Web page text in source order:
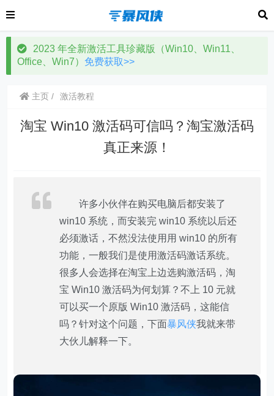
2023 年全新激活工具珍藏版（Win10、Win11、
Office、Win7） 免费获取>>
主页 激活教程
淘宝 Win10 激活码可信吗？淘宝激活码
真正来源！
许多小伙伴在购买电脑后都安装了
win10 系统，而安装完 win10 系统以后还
必须激话，不然没法使用用 win10 的所有
功能，一般我们是使用激活码激话系统。
很多人会选择在淘宝上边选购激活码，淘
宝 Win10 激活码为何划算？不上 10 元就
可以买一个原版 Win10 激活码，这能信
吗？针对这个问题，下面暴风侠我就来带
大伙儿解释一下。